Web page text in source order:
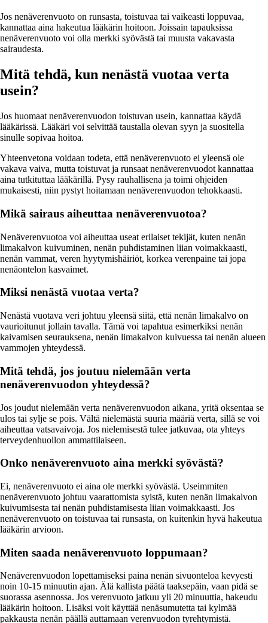
Jos nenäverenvuoto on runsasta, toistuvaa tai vaikeasti loppuvaa,
kannattaa aina hakeutua lääkärin hoitoon. Joissain tapauksissa
nenäverenvuoto voi olla merkki syövästä tai muusta vakavasta
sairaudesta.
Mitä tehdä, kun nenästä vuotaa verta
usein?
Jos huomaat nenäverenvuodon toistuvan usein, kannattaa käydä
lääkärissä. Lääkäri voi selvittää taustalla olevan syyn ja suositella
sinulle sopivaa hoitoa.
Yhteenvetona voidaan todeta, että nenäverenvuoto ei yleensä ole
vakava vaiva, mutta toistuvat ja runsaat nenäverenvuodot kannattaa
aina tutkituttaa lääkärillä. Pysy rauhallisena ja toimi ohjeiden
mukaisesti, niin pystyt hoitamaan nenäverenvuodon tehokkaasti.
Mikä sairaus aiheuttaa nenäverenvuotoa?
Nenäverenvuotoa voi aiheuttaa useat erilaiset tekijät, kuten nenän
limakalvon kuivuminen, nenän puhdistaminen liian voimakkaasti,
nenän vammat, veren hyytymishäiriöt, korkea verenpaine tai jopa
nenäontelon kasvaimet.
Miksi nenästä vuotaa verta?
Nenästä vuotava veri johtuu yleensä siitä, että nenän limakalvo on
vaurioitunut jollain tavalla. Tämä voi tapahtua esimerkiksi nenän
kaivamisen seurauksena, nenän limakalvon kuivuessa tai nenän alueen
vammojen yhteydessä.
Mitä tehdä, jos joutuu nielemään verta
nenäverenvuodon yhteydessä?
Jos joudut nielemään verta nenäverenvuodon aikana, yritä oksentaa se
ulos tai sylje se pois. Vältä nielemästä suuria määriä verta, sillä se voi
aiheuttaa vatsavaivoja. Jos nielemisestä tulee jatkuvaa, ota yhteys
terveydenhuollon ammattilaiseen.
Onko nenäverenvuoto aina merkki syövästä?
Ei, nenäverenvuoto ei aina ole merkki syövästä. Useimmiten
nenäverenvuoto johtuu vaarattomista syistä, kuten nenän limakalvon
kuivumisesta tai nenän puhdistamisesta liian voimakkaasti. Jos
nenäverenvuoto on toistuvaa tai runsasta, on kuitenkin hyvä hakeutua
lääkärin arvioon.
Miten saada nenäverenvuoto loppumaan?
Nenäverenvuodon lopettamiseksi paina nenän sivuonteloa kevyesti
noin 10-15 minuutin ajan. Älä kallista päätä taaksepäin, vaan pidä se
suorassa asennossa. Jos verenvuoto jatkuu yli 20 minuuttia, hakeudu
lääkärin hoitoon. Lisäksi voit käyttää nenäsumutetta tai kylmää
pakkausta nenän päällä auttamaan verenvuodon tyrehtymistä.